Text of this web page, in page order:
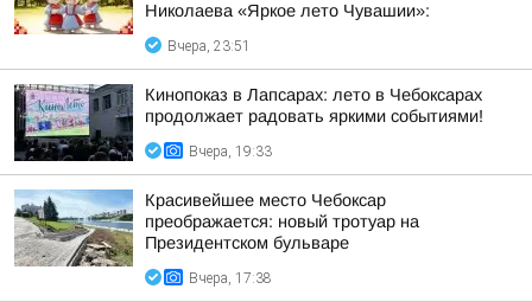
Николаева «Яркое лето Чувашии»:
Вчера, 23:51
Кинопоказ в Лапсарах: лето в Чебоксарах
продолжает радовать яркими событиями!
Вчера, 19:33
Красивейшее место Чебоксар
преображается: новый тротуар на
Президентском бульваре
Вчера, 17:38